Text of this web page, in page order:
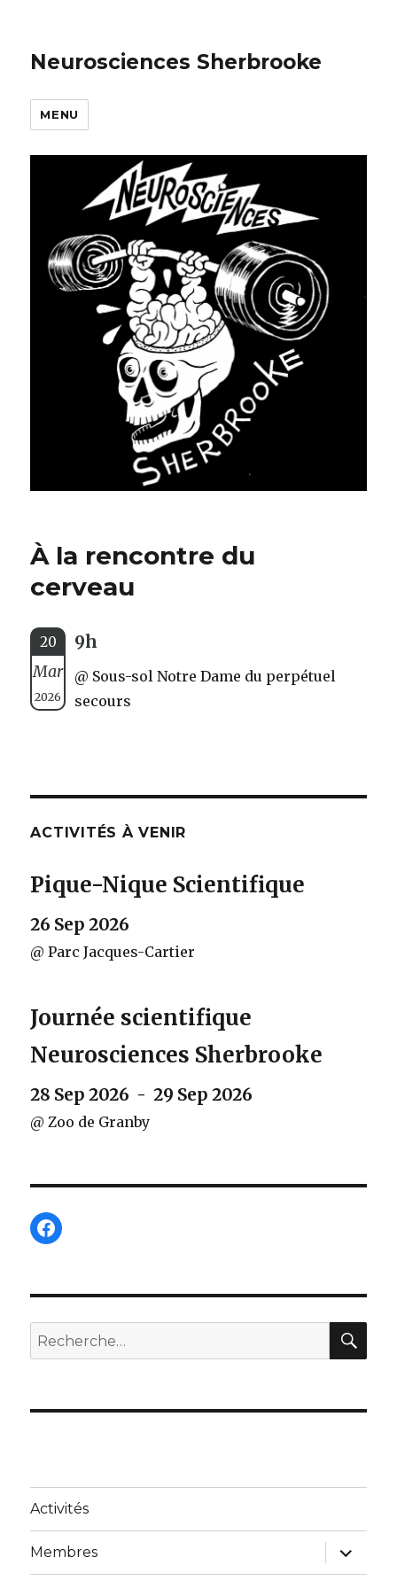
Neurosciences Sherbrooke
MENU
À la rencontre du
cerveau
20
Mar
2026
9h
@ Sous-sol Notre Dame du perpétuel
secours
ACTIVITÉS À VENIR
Pique-Nique Scientifique
26 Sep 2026
@ Parc Jacques-Cartier
Journée scientifique
Neurosciences Sherbrooke
28 Sep 2026 - 29 Sep 2026
@ Zoo de Granby
Facebook
Recherche
pour :
Activités
Membres
ouvrir
le
sous-